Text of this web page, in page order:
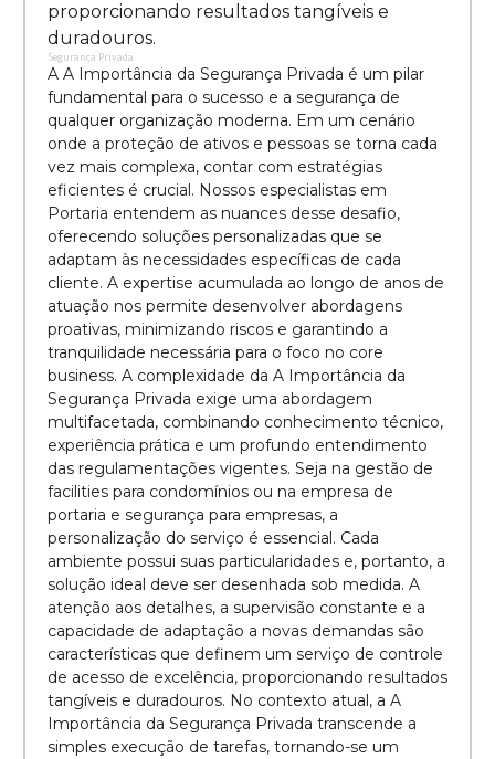
proporcionando resultados tangíveis e
duradouros.
Segurança Privada
A A Importância da Segurança Privada é um pilar
fundamental para o sucesso e a segurança de
qualquer organização moderna. Em um cenário
onde a proteção de ativos e pessoas se torna cada
vez mais complexa, contar com estratégias
eficientes é crucial. Nossos especialistas em
Portaria entendem as nuances desse desafio,
oferecendo soluções personalizadas que se
adaptam às necessidades específicas de cada
cliente. A expertise acumulada ao longo de anos de
atuação nos permite desenvolver abordagens
proativas, minimizando riscos e garantindo a
tranquilidade necessária para o foco no core
business. A complexidade da A Importância da
Segurança Privada exige uma abordagem
multifacetada, combinando conhecimento técnico,
experiência prática e um profundo entendimento
das regulamentações vigentes. Seja na gestão de
facilities para condomínios ou na empresa de
portaria e segurança para empresas, a
personalização do serviço é essencial. Cada
ambiente possui suas particularidades e, portanto, a
solução ideal deve ser desenhada sob medida. A
atenção aos detalhes, a supervisão constante e a
capacidade de adaptação a novas demandas são
características que definem um serviço de controle
de acesso de excelência, proporcionando resultados
tangíveis e duradouros. No contexto atual, a A
Importância da Segurança Privada transcende a
simples execução de tarefas, tornando-se um